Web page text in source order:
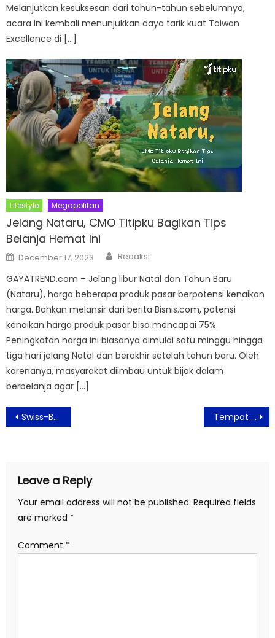
Melanjutkan kesuksesan dari tahun-tahun sebelumnya,
acara ini kembali menunjukkan daya tarik kuat Taiwan
Excellence di […]
Lifestyle Megapolitan
Jelang Nataru, CMO Titipku Bagikan Tips
Belanja Hemat Ini
Posted
on
December 17, 2023 Author
Redaksi
GAYATREND.com – Jelang libur Natal dan Tahun Baru
(Nataru), harga beberapa produk pasar berpotensi kenaikan
harga. Bahkan melansir dari berita Bisnis.com, potensi
kenaikan harga produk pasar bisa mencapai 75%.
Peningkatan harga ini biasanya dimulai satu minggu hingga
tiga hari jelang Natal dan berakhir setelah tahun baru. Oleh
karenanya, masyarakat diimbau untuk bijak dalam
berbelanja agar […]
Post
navigation
Swiss-Belhotel International Berikan Program Peningkatan Loyalitas Untuk Member Tempat Wisata di Cilegon Kembali Dibuka
Leave a Reply
Your email address will not be published. Required fields
are marked *
Comment *